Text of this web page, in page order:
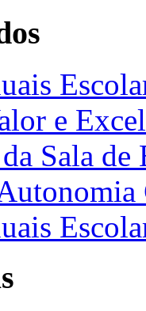
e
Sala de